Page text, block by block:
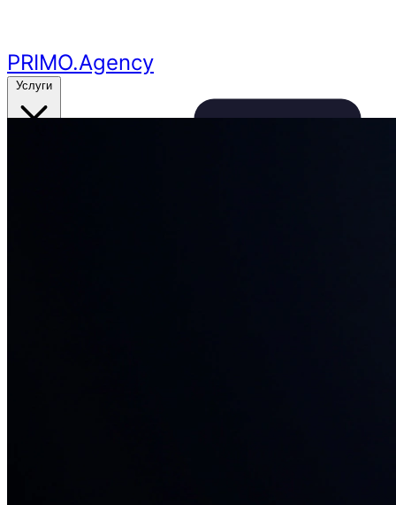
PRIMO.Agency